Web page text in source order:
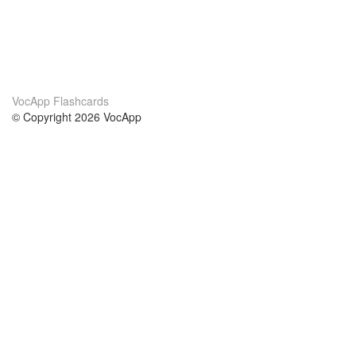
VocApp Flashcards
© Copyright 2026 VocApp